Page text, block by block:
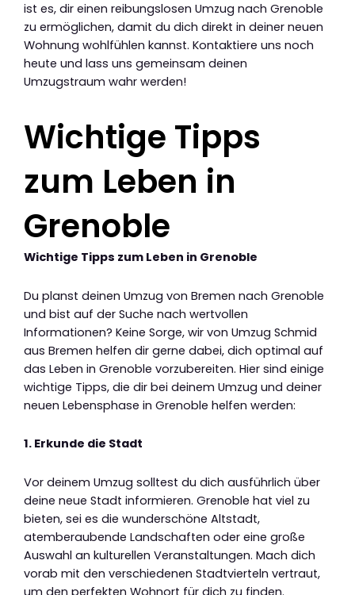
ist es, dir einen reibungslosen Umzug nach Grenoble
zu ermöglichen, damit du dich direkt in deiner neuen
Wohnung wohlfühlen kannst. Kontaktiere uns noch
heute und lass uns gemeinsam deinen
Umzugstraum wahr werden!
Wichtige Tipps
zum Leben in
Grenoble
Wichtige Tipps zum Leben in Grenoble
Du planst deinen Umzug von Bremen nach Grenoble
und bist auf der Suche nach wertvollen
Informationen? Keine Sorge, wir von Umzug Schmid
aus Bremen helfen dir gerne dabei, dich optimal auf
das Leben in Grenoble vorzubereiten. Hier sind einige
wichtige Tipps, die dir bei deinem Umzug und deiner
neuen Lebensphase in Grenoble helfen werden:
1. Erkunde die Stadt
Vor deinem Umzug solltest du dich ausführlich über
deine neue Stadt informieren. Grenoble hat viel zu
bieten, sei es die wunderschöne Altstadt,
atemberaubende Landschaften oder eine große
Auswahl an kulturellen Veranstaltungen. Mach dich
vorab mit den verschiedenen Stadtvierteln vertraut,
um den perfekten Wohnort für dich zu finden.